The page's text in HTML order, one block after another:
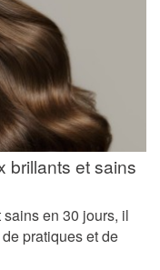
brillants et sains
en 30 jours, il
pratiques et de